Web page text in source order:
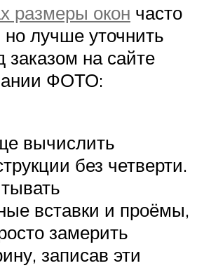
размеры окон часто
лучше уточнить
заказом на сайте
ФОТО:
вычислить
без четверти.
вставки и проёмы,
замерить
записав эти